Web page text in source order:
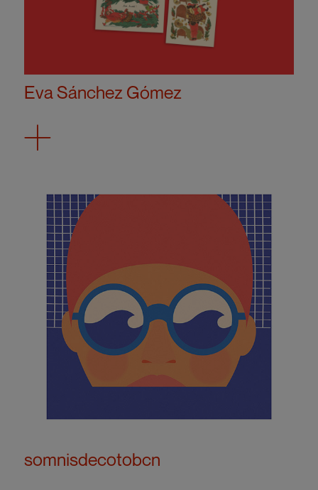
Eva Sánchez Gómez
somnisdecotobcn